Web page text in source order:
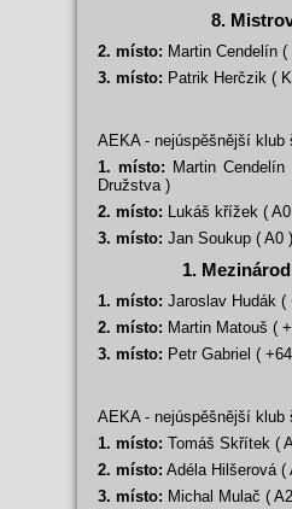
8.
2. místo: Martin Cendelín
3. místo: Patrik Herčzik (
AEKA - nejúspěšnější klub
1. místo: Martin
Družstva )
2. místo: Lukáš křížek (
3. místo: Jan Soukup ( A0
1.
1. místo: Jaroslav Hudák (
2. místo: Martin Matouš (
3. místo: Petr Gabriel (
AEKA - nejúspěšnější klub
1. místo: Tomáš Skřítek (
2. místo: Adéla Hilšerová (
3. místo: Michal Mulač (